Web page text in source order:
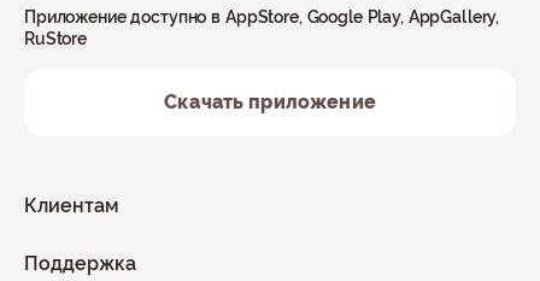
Клиентам
Поддержка
Приложение доступно в AppStore, Google Play, AppGallery,
RuStore
Скачать приложение